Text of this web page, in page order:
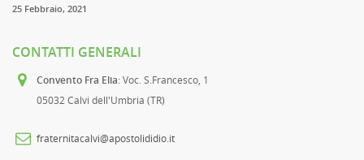
25 Febbraio, 2021
CONTATTI GENERALI
Convento Fra Elia: Voc. S.Francesco, 1
05032 Calvi dell'Umbria (TR)
fraternitacalvi@apostolididio.it